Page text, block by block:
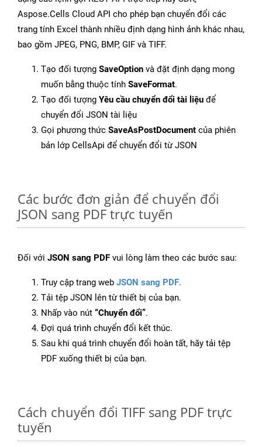
Aspose.Cells Cloud API cho phép bạn chuyển đổi các
trang tính Excel thành nhiều định dạng hình ảnh khác nhau,
bao gồm JPEG, PNG, BMP, GIF và TIFF.
Tạo đối tượng SaveOption và đặt định dạng mong
muốn bằng thuộc tính SaveFormat.
Tạo đối tượng Yêu cầu chuyển đổi tài liệu để
chuyển đổi JSON tài liệu
Gọi phương thức SaveAsPostDocument của phiên
bản lớp CellsApi để chuyển đổi từ JSON
Các bước đơn giản để chuyển đổi
JSON sang PDF trực tuyến
Đối với JSON sang PDF vui lòng làm theo các bước sau:
Truy cập trang web JSON sang PDF.
Tải tệp JSON lên từ thiết bị của bạn.
Nhấp vào nút “Chuyển đổi”.
Đợi quá trình chuyển đổi kết thúc.
Sau khi quá trình chuyển đổi hoàn tất, hãy tải tệp
PDF xuống thiết bị của bạn.
Cách chuyển đổi TIFF sang PDF trực
tuyến